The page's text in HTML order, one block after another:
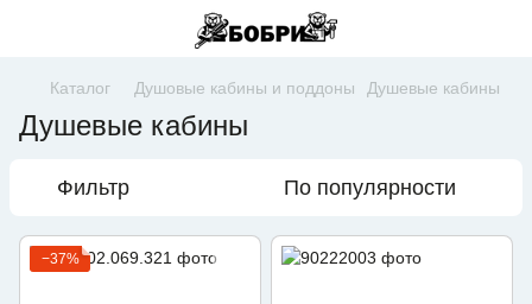
Каталог Душовые кабины и поддоны Душевые кабины
Душевые кабины
Фильтр По популярности
−37%